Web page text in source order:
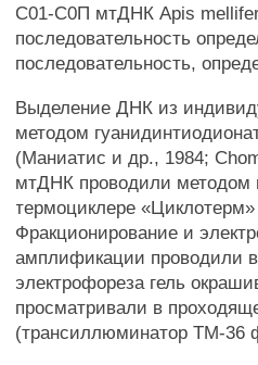
С01-С0П мтДНК Apis
последовательность
последовательность,
Выделение ДНК из
методом
(Маниатис и др., 1984;
мтДНК проводили методом
термоциклере
Фракционирование и
амплификации проводили
электрофореза гель
просматривали в
(трансиллюминатор ТМ-36